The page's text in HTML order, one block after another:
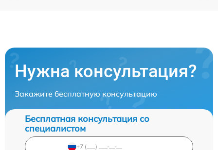
Нужна консультация?
Закажите бесплатную консультацию
Бесплатная консультация со
специалистом